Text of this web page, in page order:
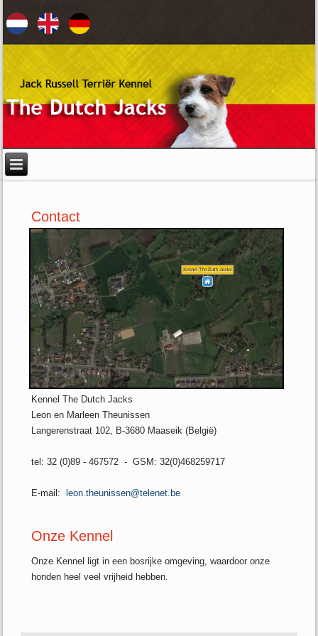
Contact
Kennel The Dutch Jacks
Leon en Marleen Theunissen
Langerenstraat 102, B-3680 Maaseik (België)
tel: 32 (0)89 - 467572 - GSM: 32(0)468259717
E-mail: leon.theunissen@telenet.be
Onze Kennel
Onze Kennel ligt in een bosrijke omgeving, waardoor onze
honden heel veel vrijheid hebben.